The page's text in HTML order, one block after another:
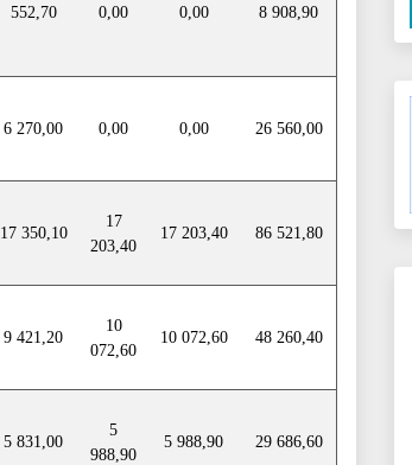
552,70 0,00 0,00 8 908,90
6 270,00 0,00 0,00 26 560,00
17 350,10
17
203,40
17 203,40 86 521,80
9 421,20
10
072,60
10 072,60 48 260,40
5 831,00
5
988,90
5 988,90 29 686,60